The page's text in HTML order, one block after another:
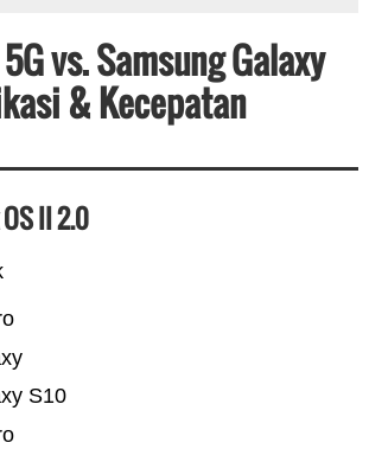
vs. Samsung Galaxy
& Kecepatan
II 2.0
S10